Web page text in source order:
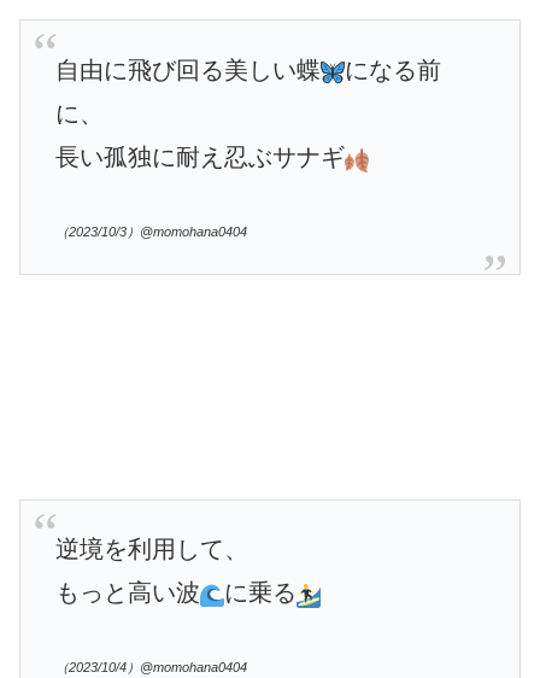
自由に飛び回る美しい蝶
になる前
に、
長い孤独に耐え忍ぶサナギ
（2023/10/3）@momohana0404
逆境を利用して、
もっと高い波
に乗る
（2023/10/4）@momohana0404